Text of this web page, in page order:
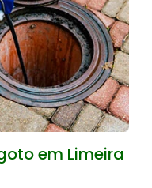
em Limeira